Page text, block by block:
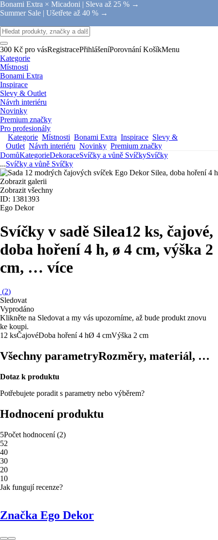
Bonami Extra × Micadoni | Sleva až 25 % →
Summer Sale | Ušetřete až 40 % →
300 Kč pro vásRegistracePřihlášeníPorovnání KošíkMenu
Kategorie
Místnosti
Bonami Extra
Inspirace
Slevy & Outlet
Návrh interiéru
Novinky
Premium značky
Pro profesionály
Kategorie Místnosti Bonami Extra Inspirace Slevy &
Outlet Návrh interiéru Novinky Premium značky
DomůKategorieDekoraceSvíčky a vůně SvíčkySvíčky
...Svíčky a vůně Svíčky
Zobrazit galerii
Zobrazit všechny
ID: 1381393
Ego Dekor
Svíčky v sadě Silea12 ks, čajové,
doba hoření 4 h, ø 4 cm, výška 2
cm, … více
(2)
Sledovat
Vyprodáno
Klikněte na Sledovat a my vás upozorníme, až bude produkt znovu
ke koupi.
12 ksČajovéDoba hoření 4 hØ 4 cmVýška 2 cm
Všechny parametryRozměry, materiál, …
Dotaz k produktu
Potřebujete poradit s parametry nebo výběrem?
Hodnocení produktu
5Počet hodnocení(2)
52
40
30
20
10
Jak fungují recenze?
Značka Ego Dekor